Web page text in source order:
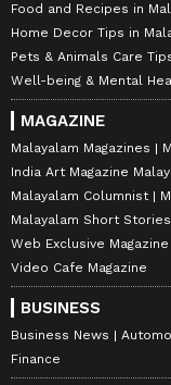
Food and Recipes in
Home Decor Tips in
Pets & Animals Care
Well-being & Mental
MAGAZINE
Malayalam Magazines
India Art Magazine
Malayalam Columnist
Malayalam Short Stories
Web Exclusive Magazine
Video Cafe Magazine
BUSINESS
Business News
Finance